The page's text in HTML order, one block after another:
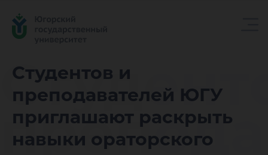
Студентов и
преподавателей ЮГУ
приглашают раскрыть
навыки ораторского